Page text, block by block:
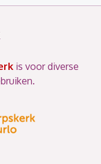
is voor diverse